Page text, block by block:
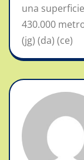
una
430.000
(jg) (da) (ce)